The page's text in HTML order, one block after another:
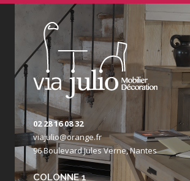
02 28 16 08 32
viajulio@orange.fr
96 Boulevard Jules Verne, Nantes
COLONNE 1